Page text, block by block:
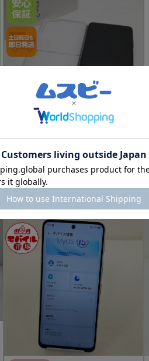
A
程度が良い ￥32,900
安心保証 新品同様 SIMフリー nubia Flip
SIMフリー